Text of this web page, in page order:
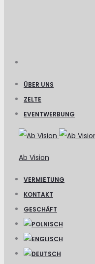
ÜBER UNS
ZELTE
EVENTWERBUNG
Ab Vision
VERMIETUNG
KONTAKT
GESCHÄFT